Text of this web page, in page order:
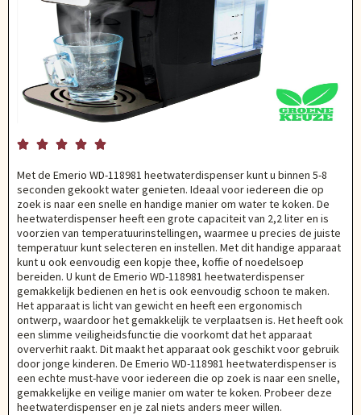
    
Met de Emerio WD-118981 heetwaterdispenser kunt u binnen 5-8
seconden gekookt water genieten. Ideaal voor iedereen die op
zoek is naar een snelle en handige manier om water te koken. De
heetwaterdispenser heeft een grote capaciteit van 2,2 liter en is
voorzien van temperatuurinstellingen, waarmee u precies de juiste
temperatuur kunt selecteren en instellen. Met dit handige apparaat
kunt u ook eenvoudig een kopje thee, koffie of noedelsoep
bereiden. U kunt de Emerio WD-118981 heetwaterdispenser
gemakkelijk bedienen en het is ook eenvoudig schoon te maken.
Het apparaat is licht van gewicht en heeft een ergonomisch
ontwerp, waardoor het gemakkelijk te verplaatsen is. Het heeft ook
een slimme veiligheidsfunctie die voorkomt dat het apparaat
oververhit raakt. Dit maakt het apparaat ook geschikt voor gebruik
door jonge kinderen. De Emerio WD-118981 heetwaterdispenser is
een echte must-have voor iedereen die op zoek is naar een snelle,
gemakkelijke en veilige manier om water te koken. Probeer deze
heetwaterdispenser en je zal niets anders meer willen.